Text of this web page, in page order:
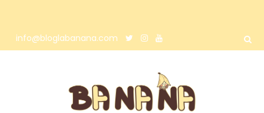
info@bloglabanana.com